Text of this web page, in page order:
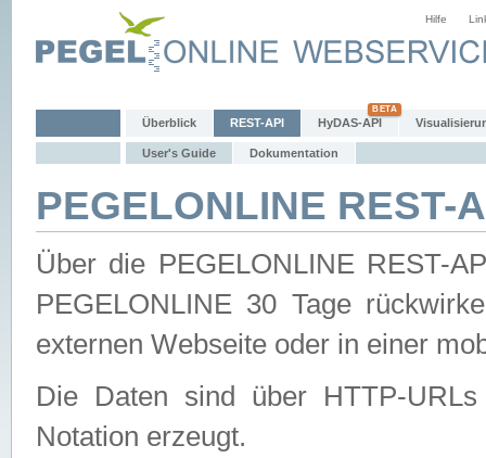
Hilfe
Überblick REST-API HyDAS-API
User's Guide Dokumentation
PEGELONLINE REST-
Über die PEGELONLINE REST-
PEGELONLINE 30 Tage
externen Webseite oder in einer
Die Daten sind über HTTP-
Notation erzeugt.